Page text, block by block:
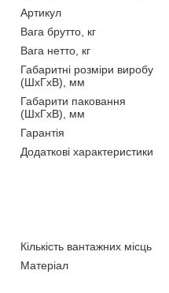
Артикул
Вага брутто, кг
Вага нетто, кг
Габаритні розміри виробу
(ШхГхВ), мм
Габарити паковання
(ШхГхВ), мм
Гарантія
Додаткові характеристики
Кількість вантажних місць
Матеріал